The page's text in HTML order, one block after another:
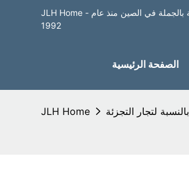
JLH Home - أفضل مصنع لبيع المراتب والأسرة والوسائد والأرائك المضغوطة بالجملة في الصين منذ عام
1992
الصفحة الرئيسية
JLH Home لتجار التجزئة